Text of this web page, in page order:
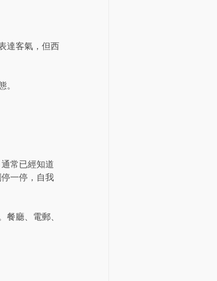
達客氣，但西
常已經知道
一停，自我
廳、電郵、